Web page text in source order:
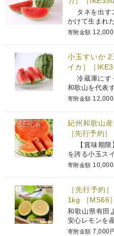
タネを出す
かけて生まれ
寄附金額 12,000
小玉すいか
イカ］［
冷蔵庫にす
和歌山を代表
寄附金額 12,000
紀州和歌山
［先行予約］
【賞味期限
を誇る小玉ス
寄附金額 10,000
［先行予約
1kg ［MS66］
和歌山県有田
安心レモンを
寄附金額 7,000